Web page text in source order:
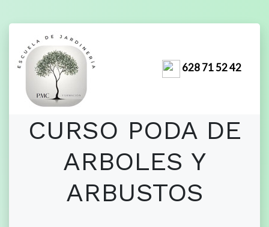
628 71 52 42
CURSO PODA DE
ARBOLES Y
ARBUSTOS